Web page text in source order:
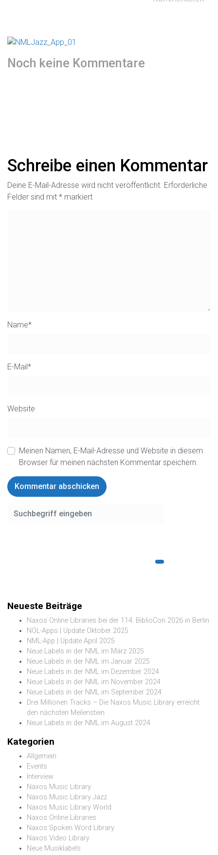
Noch keine Kommentare
Schreibe einen Kommentar
Deine E-Mail-Adresse wird nicht veröffentlicht. Erforderliche
Felder sind mit * markiert
Name*
E-Mail*
Website
Meinen Namen, E-Mail-Adresse und Website in diesem
Browser für meinen nächsten Kommentar speichern.
Neueste Beiträge
Naxos Online Libraries bei der 114. BiblioCon 2026 in Berlin
NOL-Apps | Update Oktober 2025
NML-App | Update April 2025
Neue Labels in der NML im März 2025
Neue Labels in der NML im Januar 2025
Neue Labels in der NML im Dezember 2024
Neue Labels in der NML im November 2024
Neue Labels in der NML im September 2024
Drei Millionen Tracks – Die Naxos Music Library erreicht
den nächsten Meilenstein
Neue Labels in der NML im August 2024
Kategorien
Allgemein
Events
Interview
Naxos Music Library
Naxos Music Library Jazz
Naxos Music Library World
Naxos Online Libraries
Naxos Spoken Word Library
Naxos Video Library
Neue Musiklabels